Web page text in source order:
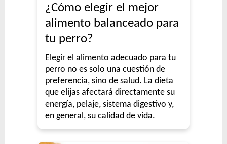
¿Cómo elegir el mejor
alimento balanceado para
tu perro?
Elegir el alimento adecuado para tu
perro no es solo una cuestión de
preferencia, sino de salud. La dieta
que elijas afectará directamente su
energía, pelaje, sistema digestivo y,
en general, su calidad de vida.